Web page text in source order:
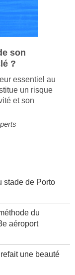
son
?
essentiel au
un risque
et son
de Porto
du
aéroport